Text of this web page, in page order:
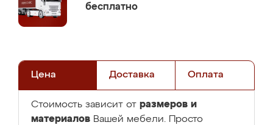
бесплатно
Цена Доставка Оплата
Стоимость зависит от размеров и
материалов Вашей мебели. Просто